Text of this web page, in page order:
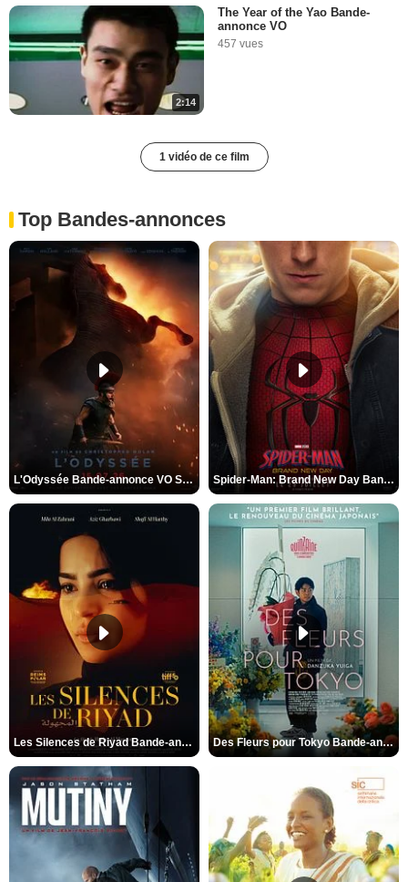
2:14
The Year of the Yao Bande-
annonce VO
457 vues
1 vidéo de ce film
Top Bandes-annonces
L'Odyssée Bande-annonce VO STFR Spider-Man: Brand New Day Bande-annonce VO STFR
Les Silences de Riyad Bande-annonce VO STFR Des Fleurs pour Tokyo Bande-annonce VO STFR